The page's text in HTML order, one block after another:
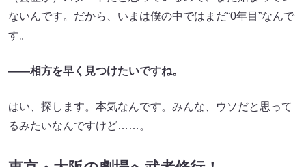
ないんです。だから、いまは僕の中ではまだ“0年目”なんで
す。
——相方を早く見つけたいですね。
はい、探します。本気なんです。みんな、ウソだと思って
るみたいなんですけど……。